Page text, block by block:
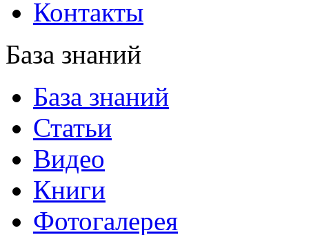
Контакты
База знаний
База знаний
Статьи
Видео
Книги
Фотогалерея